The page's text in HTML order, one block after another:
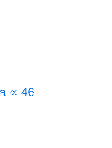
∝ 46